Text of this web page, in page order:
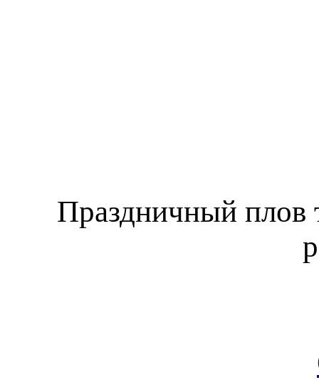
Праздничный плов